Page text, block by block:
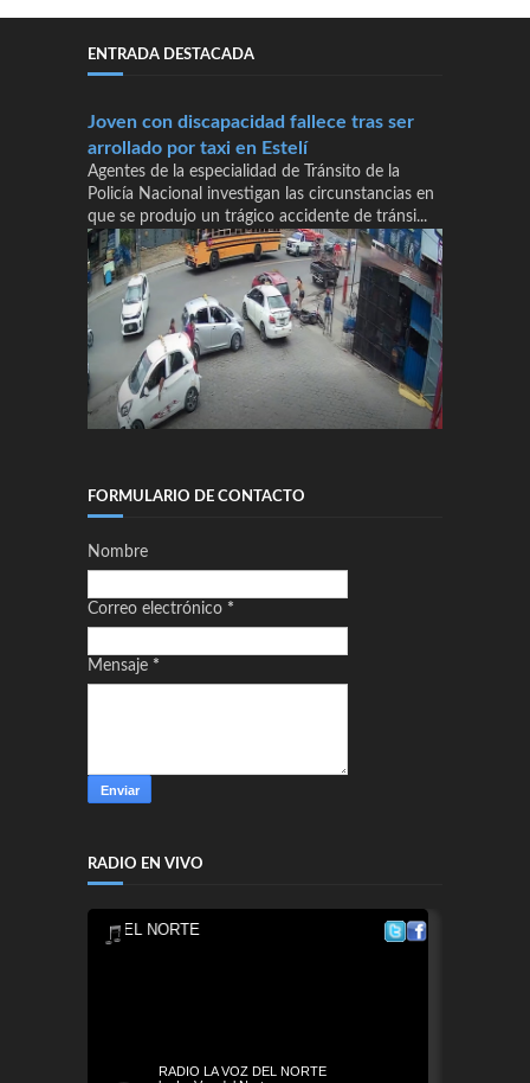
ENTRADA DESTACADA
Joven con discapacidad fallece tras ser
arrollado por taxi en Estelí
Agentes de la especialidad de Tránsito de la
Policía Nacional investigan las circunstancias en
que se produjo un trágico accidente de tránsi...
FORMULARIO DE CONTACTO
Nombre
Correo electrónico *
Mensaje *
RADIO EN VIVO